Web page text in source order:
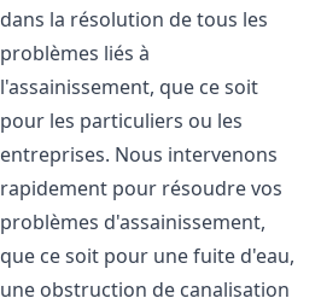
dans la résolution de tous les
problèmes liés à
l'assainissement, que ce soit
pour les particuliers ou les
entreprises. Nous intervenons
rapidement pour résoudre vos
problèmes d'assainissement,
que ce soit pour une fuite d'eau,
une obstruction de canalisation